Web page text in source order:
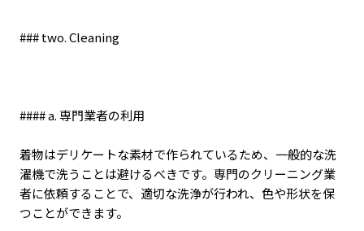
### two. Cleaning
#### a. 専門業者の利用
着物はデリケートな素材で作られているため、一般的な洗
濯機で洗うことは避けるべきです。専門のクリーニング業
者に依頼することで、適切な洗浄が行われ、色や形状を保
つことができます。